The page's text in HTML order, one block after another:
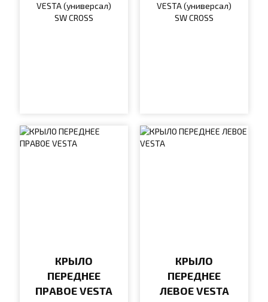
VESTA (универсал)
SW CROSS
VESTA (универсал)
SW CROSS
КРЫЛО
ПЕРЕДНЕЕ
ПРАВОЕ VESTA
КРЫЛО
ПЕРЕДНЕЕ
ЛЕВОЕ VESTA